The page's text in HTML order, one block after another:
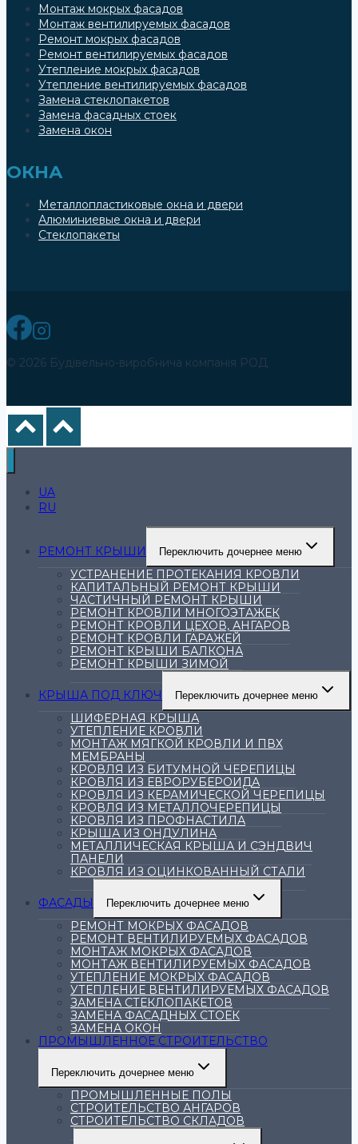
Монтаж мокрых фасадов
Монтаж вентилируемых фасадов
Ремонт мокрых фасадов
Ремонт вентилируемых фасадов
Утепление мокрых фасадов
Утепление вентилируемых фасадов
Замена стеклопакетов
Замена фасадных стоек
Замена окон
ОКНА
Металлопластиковые окна и двери
Алюминиевые окна и двери
Стеклопакеты
© 2026 Будівельно-виробнича компанія РОД
UA
RU
РЕМОНТ КРЫШИ Переключить дочернее меню
УСТРАНЕНИЕ ПРОТЕКАНИЯ КРОВЛИ
КАПИТАЛЬНЫЙ РЕМОНТ КРЫШИ
ЧАСТИЧНЫЙ РЕМОНТ КРЫШИ
РЕМОНТ КРОВЛИ МНОГОЭТАЖЕК
РЕМОНТ КРОВЛИ ЦЕХОВ, АНГАРОВ
РЕМОНТ КРОВЛИ ГАРАЖЕЙ
РЕМОНТ КРЫШИ БАЛКОНА
РЕМОНТ КРЫШИ ЗИМОЙ
КРЫША ПОД КЛЮЧ Переключить дочернее меню
ШИФЕРНАЯ КРЫША
УТЕПЛЕНИЕ КРОВЛИ
МОНТАЖ МЯГКОЙ КРОВЛИ И ПВХ
МЕМБРАНЫ
КРОВЛЯ ИЗ БИТУМНОЙ ЧЕРЕПИЦЫ
КРОВЛЯ ИЗ ЕВРОРУБЕРОИДА
КРОВЛЯ ИЗ КЕРАМИЧЕСКОЙ ЧЕРЕПИЦЫ
КРОВЛЯ ИЗ МЕТАЛЛОЧЕРЕПИЦЫ
КРОВЛЯ ИЗ ПРОФНАСТИЛА
КРЫША ИЗ ОНДУЛИНА
МЕТАЛЛИЧЕСКАЯ КРЫША И СЭНДВИЧ
ПАНЕЛИ
КРОВЛЯ ИЗ ОЦИНКОВАННЫЙ СТАЛИ
ФАСАДЫ Переключить дочернее меню
РЕМОНТ МОКРЫХ ФАСАДОВ
РЕМОНТ ВЕНТИЛИРУЕМЫХ ФАСАДОВ
МОНТАЖ МОКРЫХ ФАСАДОВ
МОНТАЖ ВЕНТИЛИРУЕМЫХ ФАСАДОВ
УТЕПЛЕНИЕ МОКРЫХ ФАСАДОВ
УТЕПЛЕНИЕ ВЕНТИЛИРУЕМЫХ ФАСАДОВ
ЗАМЕНА СТЕКЛОПАКЕТОВ
ЗАМЕНА ФАСАДНЫХ СТОЕК
ЗАМЕНА ОКОН
ПРОМЫШЛЕННОЕ СТРОИТЕЛЬСТВО
Переключить дочернее меню
ПРОМЫШЛЕННЫЕ ПОЛЫ
СТРОИТЕЛЬСТВО АНГАРОВ
СТРОИТЕЛЬСТВО СКЛАДОВ